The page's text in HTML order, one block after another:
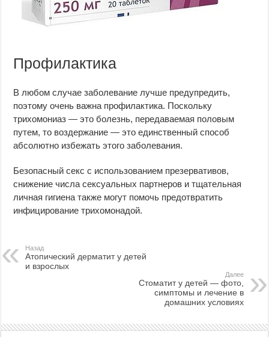
Профилактика
В любом случае заболевание лучше предупредить,
поэтому очень важна профилактика. Поскольку
трихомониаз — это болезнь, передаваемая половым
путем, то воздержание — это единственный способ
абсолютно избежать этого заболевания.
Безопасный секс с использованием презервативов,
снижение числа сексуальных партнеров и тщательная
личная гигиена также могут помочь предотвратить
инфицирование трихомонадой.
Назад
Атопический дерматит у детей
и взрослых
Далее
Стоматит у детей — фото,
симптомы и лечение в
домашних условиях